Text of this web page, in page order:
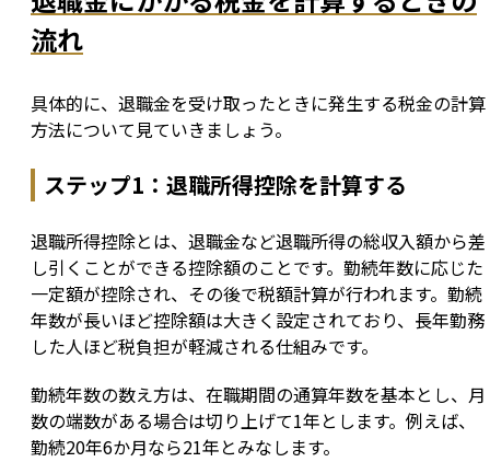
流れ
具体的に、退職金を受け取ったときに発生する税金の計算
方法について見ていきましょう。
ステップ1：退職所得控除を計算する
退職所得控除とは、退職金など退職所得の総収入額から差
し引くことができる控除額のことです。勤続年数に応じた
一定額が控除され、その後で税額計算が行われます。勤続
年数が長いほど控除額は大きく設定されており、長年勤務
した人ほど税負担が軽減される仕組みです。
勤続年数の数え方は、在職期間の通算年数を基本とし、月
数の端数がある場合は切り上げて1年とします。例えば、
勤続20年6か月なら21年とみなします。